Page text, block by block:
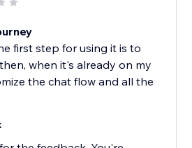
first step for using it is to
when it's already on my
the chat flow and all the